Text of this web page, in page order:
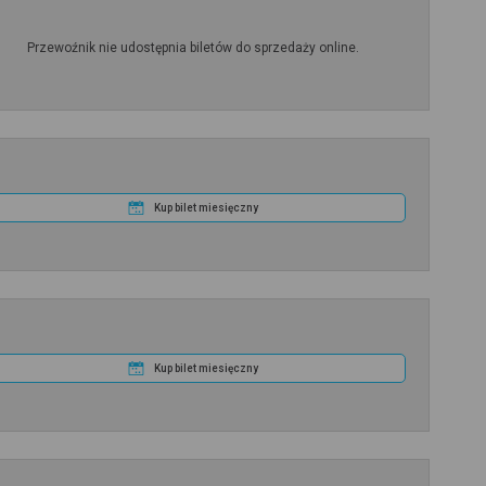
Przewoźnik nie udostępnia biletów do sprzedaży online.
Kup bilet miesięczny
Kup bilet miesięczny